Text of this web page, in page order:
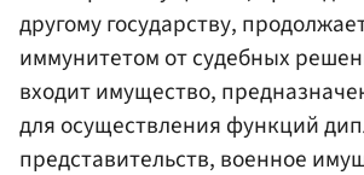
другому государству,
иммунитетом от судебных
входит имущество,
для осуществления функций
представительств, военное